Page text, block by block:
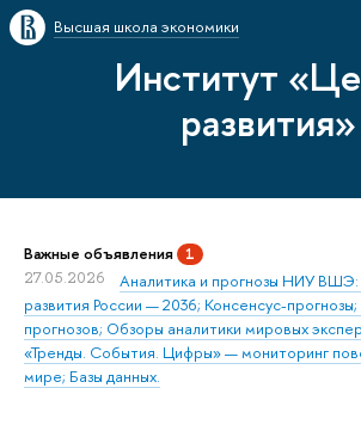
Высшая школа экономики
Институт
развития»
Важные объявления 1
27.05.2026
Аналитика и прогнозы НИУ
развития России — 2036; Консенсус-
прогнозов; Обзоры аналитики мировых
«Тренды. События. Цифры» — мониторинг
мире; Базы данных.